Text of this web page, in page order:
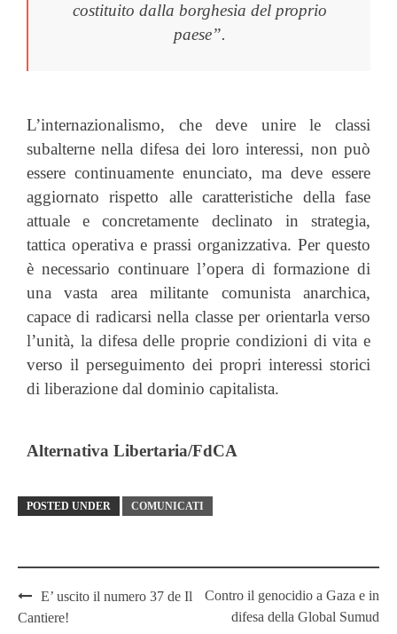
costituito dalla borghesia del proprio
paese”.
L’internazionalismo, che deve unire le classi
subalterne nella difesa dei loro interessi, non può
essere continuamente enunciato, ma deve essere
aggiornato rispetto alle caratteristiche della fase
attuale e concretamente declinato in strategia,
tattica operativa e prassi organizzativa. Per questo
è necessario continuare l’opera di formazione di
una vasta area militante comunista anarchica,
capace di radicarsi nella classe per orientarla verso
l’unità, la difesa delle proprie condizioni di vita e
verso il perseguimento dei propri interessi storici
di liberazione dal dominio capitalista.
Alternativa Libertaria/FdCA
POSTED UNDER COMUNICATI
E’ uscito il numero 37 de Il
Cantiere!
Contro il genocidio a Gaza e in
difesa della Global Sumud